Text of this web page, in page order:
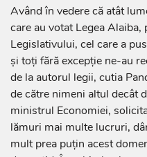
Având în vedere că atât
care au votat Legea
Legislativului, cel care a
și toți fără excepție ne-au
de la autorul legii, cutia
de către nimeni altul decât
ministrul Economiei,
lămuri mai multe lucruri,
mult prea puțin acest